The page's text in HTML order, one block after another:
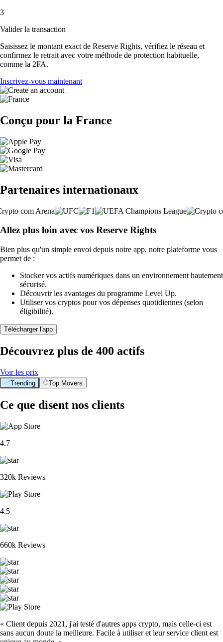
3
Valider la transaction
Saisissez le montant exact de Reserve Rights, vérifiez le réseau et
confirmez le retrait avec votre méthode de protection habituelle,
comme la 2FA.
Inscrivez-vous maintenant
Conçu pour la France
Partenaires internationaux
Allez plus loin avec vos Reserve Rights
Bien plus qu'un simple envoi depuis notre app, notre plateforme vous
permet de :
Stocker vos actifs numériques dans un environnement hautement
sécurisé.
Découvrir les avantages du programme Level Up.
Utiliser vos cryptos pour vos dépenses quotidiennes (selon
éligibilité).
Télécharger l'app
Découvrez plus de 400 actifs
Voir les prix
Trending Top Movers
Ce que disent nos clients
4.7
320k Reviews
4.5
660k Reviews
« Client depuis 2021, j'ai testé d'autres apps crypto, mais celle-ci est
sans aucun doute la meilleure. Facile à utiliser et leur service client est